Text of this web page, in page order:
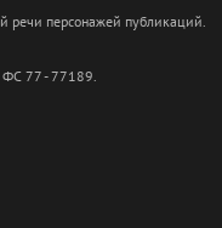
речи персонажей публикаций.
ФС 77 - 77189.